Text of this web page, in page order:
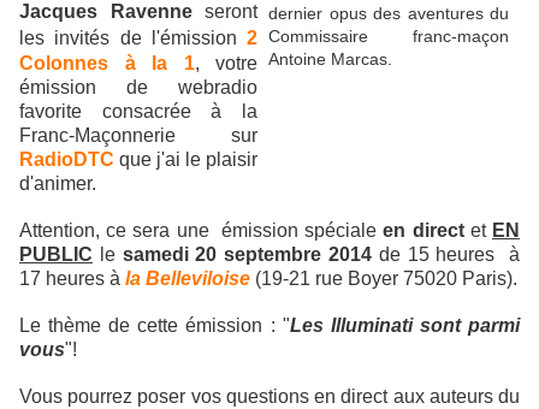
Jacques Ravenneseront
les invités de l'émission 2
Colonnes à la 1, votre
émission de webradio
favorite consacrée à la
Franc-Maçonnerie sur
RadioDTC que j'ai le plaisir
d'animer.
Attention, ce sera une émission spécialeen direct et EN
PUBLIC le samedi 20 septembre 2014 de 15 heures à
17 heures à la Belleviloise (19-21 rue Boyer 75020 Paris).
Le thème de cette émission : "Les Illuminati sont parmi
vous"!
Vous pourrez poser vos questions en direct aux auteurs du